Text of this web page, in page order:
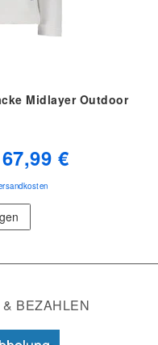
Midlayer Outdoor
67,99 €
BEZAHLEN